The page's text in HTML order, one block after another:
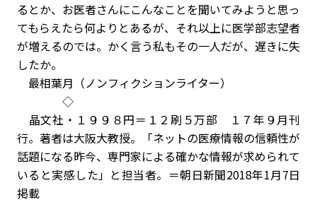
るとか、お医者さんにこんなことを聞いてみようと思っ
てもらえたら何よりとあるが、それ以上に医学部志望者
が増えるのでは。かく言う私もその一人だが、遅きに失
したか。
最相葉月（ノンフィクションライター）
◇
晶文社・１９９８円＝１２刷５万部 １７年９月刊
行。著者は大阪大教授。「ネットの医療情報の信頼性が
話題になる昨今、専門家による確かな情報が求められて
いると実感した」と担当者。＝朝日新聞2018年1月7日
掲載